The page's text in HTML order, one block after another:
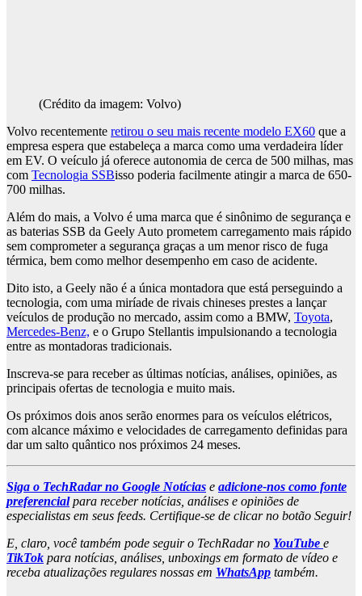
(Crédito da imagem: Volvo)
Volvo recentemente retirou o seu mais recente modelo EX60 que a
empresa espera que estabeleça a marca como uma verdadeira líder
em EV. O veículo já oferece autonomia de cerca de 500 milhas, mas
com Tecnologia SSBisso poderia facilmente atingir a marca de 650-
700 milhas.
Além do mais, a Volvo é uma marca que é sinônimo de segurança e
as baterias SSB da Geely Auto prometem carregamento mais rápido
sem comprometer a segurança graças a um menor risco de fuga
térmica, bem como melhor desempenho em caso de acidente.
Dito isto, a Geely não é a única montadora que está perseguindo a
tecnologia, com uma miríade de rivais chineses prestes a lançar
veículos de produção no mercado, assim como a BMW, Toyota,
Mercedes-Benz, e o Grupo Stellantis impulsionando a tecnologia
entre as montadoras tradicionais.
Inscreva-se para receber as últimas notícias, análises, opiniões, as
principais ofertas de tecnologia e muito mais.
Os próximos dois anos serão enormes para os veículos elétricos,
com alcance máximo e velocidades de carregamento definidas para
dar um salto quântico nos próximos 24 meses.
Siga o TechRadar no Google Notícias e adicione-nos como fonte
preferencialpara receber notícias, análises e opiniões de
especialistas em seus feeds. Certifique-se de clicar no botão Seguir!
E, claro, você também pode seguir o TechRadar no YouTube e
TikTok para notícias, análises, unboxings em formato de vídeo e
receba atualizações regulares nossas em WhatsApp também.